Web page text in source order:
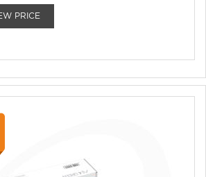
PRICE